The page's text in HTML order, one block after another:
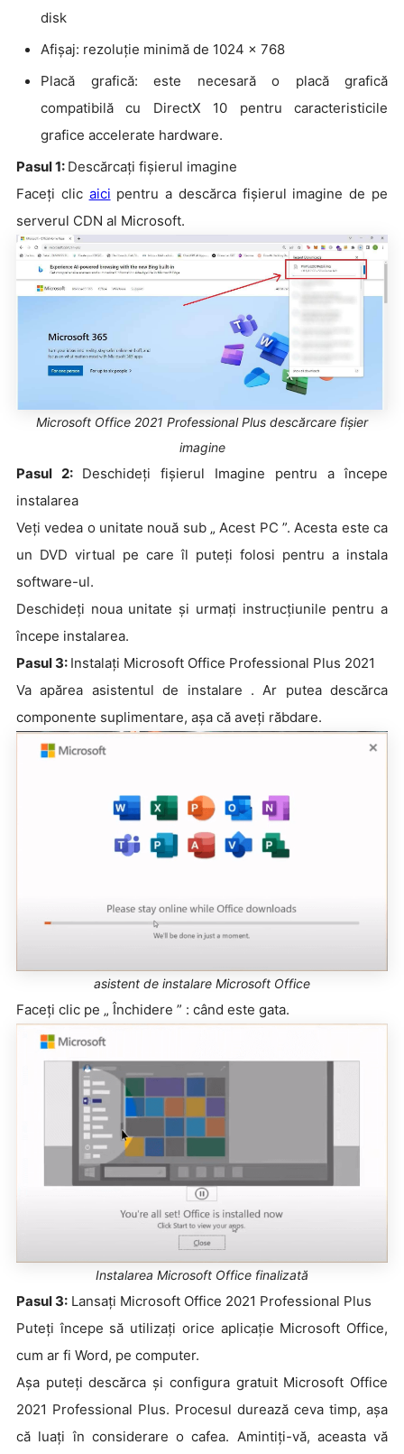
disk
Afișaj: rezoluție minimă de 1024 x 768
Placă grafică: este necesară o placă grafică
compatibilă cu DirectX 10 pentru caracteristicile
grafice accelerate hardware.
Pasul 1: Descărcați fișierul imagine
Faceți clic aici pentru a descărca fișierul imagine de pe
serverul CDN al Microsoft.
Microsoft Office 2021 Professional Plus descărcare fișier
imagine
Pasul 2: Deschideți fișierul Imagine pentru a începe
instalarea
Veți vedea o unitate nouă sub „ Acest PC ”. Acesta este ca
un DVD virtual pe care îl puteți folosi pentru a instala
software-ul.
Deschideți noua unitate și urmați instrucțiunile pentru a
începe instalarea.
Pasul 3: Instalați Microsoft Office Professional Plus 2021
Va apărea asistentul de instalare . Ar putea descărca
componente suplimentare, așa că aveți răbdare.
asistent de instalare Microsoft Office
Faceți clic pe „ Închidere ” : când este gata.
Instalarea Microsoft Office finalizată
Pasul 3: Lansați Microsoft Office 2021 Professional Plus
Puteți începe să utilizați orice aplicație Microsoft Office,
cum ar fi Word, pe computer.
Așa puteți descărca și configura gratuit Microsoft Office
2021 Professional Plus. Procesul durează ceva timp, așa
că luați în considerare o cafea. Amintiți-vă, aceasta vă